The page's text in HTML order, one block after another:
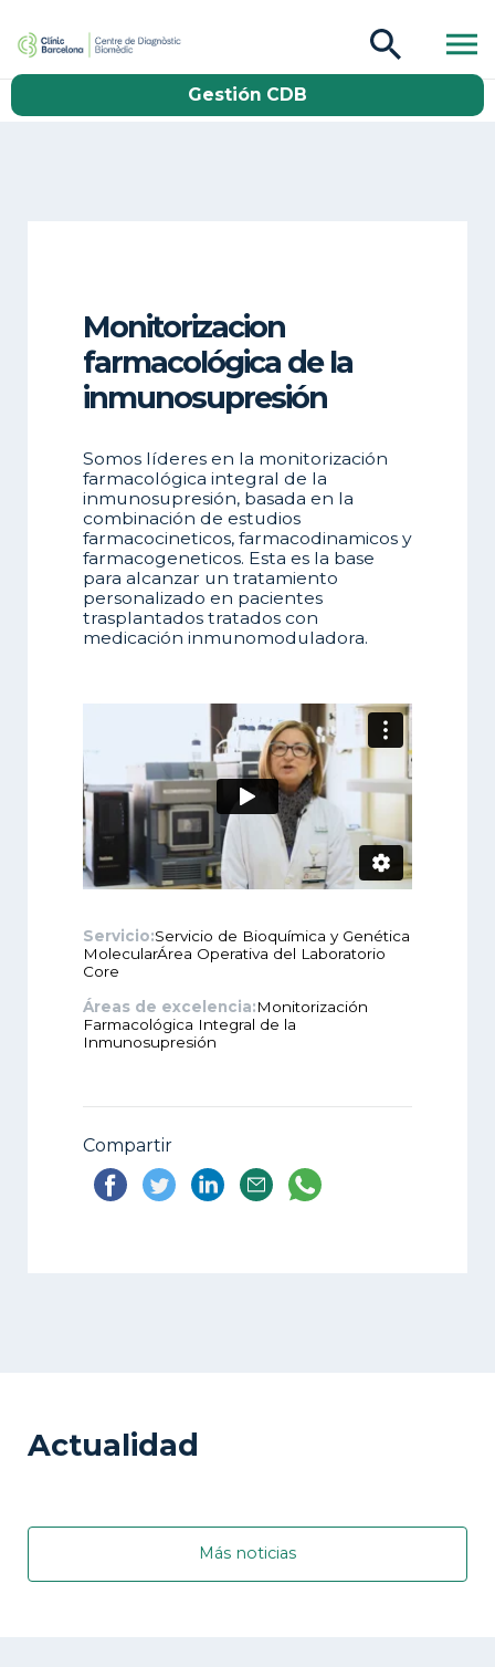
Gestión CDB
Monitorizacion
farmacológica de la
inmunosupresión
Somos líderes en la monitorización
farmacológica integral de la
inmunosupresión, basada en la
combinación de estudios
farmacocineticos, farmacodinamicos y
farmacogeneticos. Esta es la base
para alcanzar un tratamiento
personalizado en pacientes
trasplantados tratados con
medicación inmunomoduladora.
Servicio:Servicio de Bioquímica y Genética
MolecularÁrea Operativa del Laboratorio
Core
Áreas de excelencia:Monitorización
Farmacológica Integral de la
Inmunosupresión
Compartir
Actualidad
Más noticias